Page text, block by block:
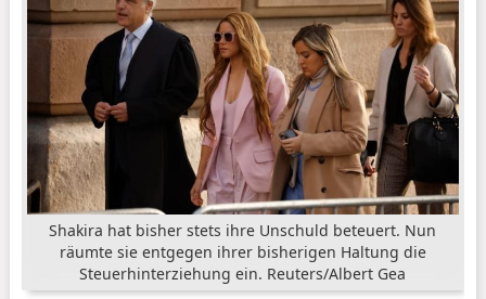
Shakira hat bisher stets ihre Unschuld beteuert. Nun
räumte sie entgegen ihrer bisherigen Haltung die
Steuerhinterziehung ein. Reuters/Albert Gea